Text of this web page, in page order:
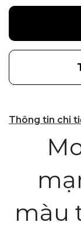
Thông tin chi
màu